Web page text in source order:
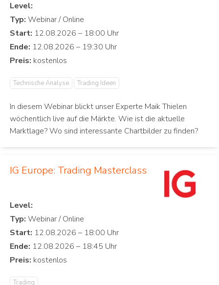
Level:
Typ:
Start:
Ende:
Preis:
Technische Analyse Trading Ideen
In diesem Webinar blickt unser Experte Maik Thielen
wöchentlich live auf die Märkte. Wie ist die aktuelle
Marktlage? Wo sind interessante Chartbilder zu finden?
IG Europe: Trading Masterclass
Level:
Typ:
Start:
Ende:
Preis:
Trading